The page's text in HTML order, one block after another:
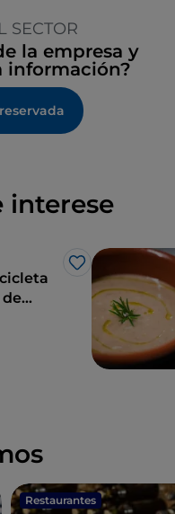
SECTOR
la empresa y
información?
interese
Me gusta
de
Restaurantes